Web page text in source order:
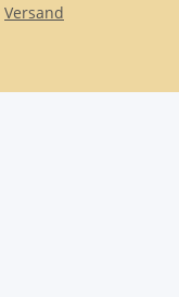
Versand